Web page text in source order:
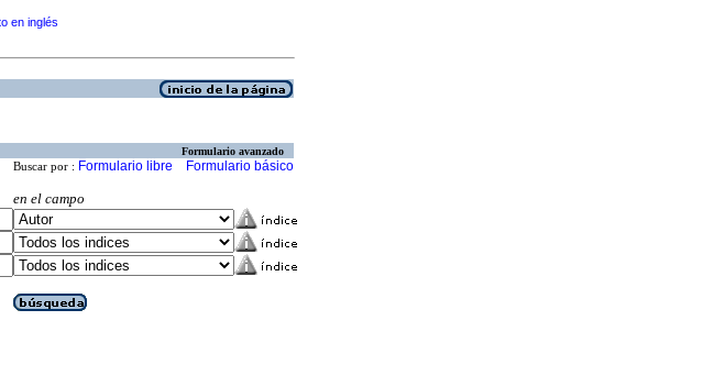
en inglés
Formulario avanzado
Buscar por : Formulario libre Formulario básico
en el campo